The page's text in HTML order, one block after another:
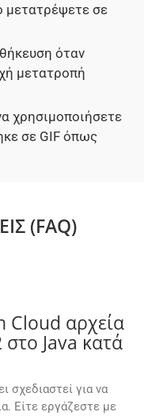
μετατρέψετε σε
όταν
μετατροπή
χρησιμοποιήσετε
σε GIF όπως
(FAQ)
Cloud αρχεία
Java κατά
σχεδιαστεί για να
Είτε εργάζεστε με